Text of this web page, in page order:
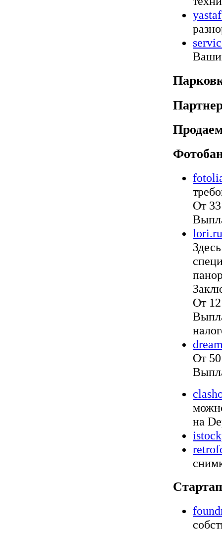
От
lori.ru
От
От
на